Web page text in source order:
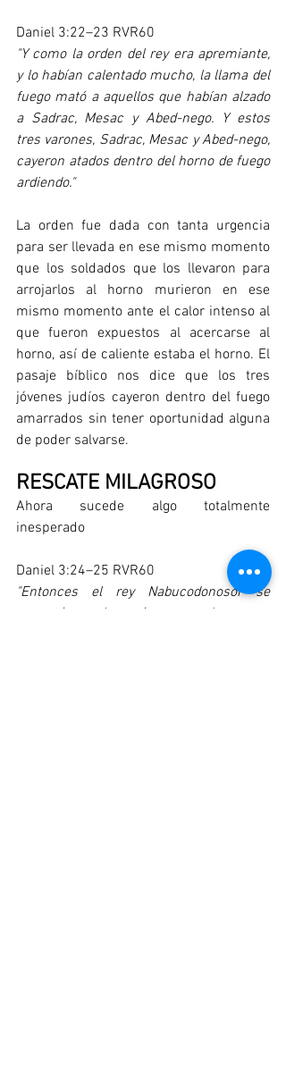
Daniel 3:22–23 RVR60
"Y como la orden del rey era apremiante,
y lo habían calentado mucho, la llama del
fuego mató a aquellos que habían alzado
a Sadrac, Mesac y Abed-nego. Y estos
tres varones, Sadrac, Mesac y Abed-nego,
cayeron atados dentro del horno de fuego
ardiendo."
La orden fue dada con tanta urgencia
para ser llevada en ese mismo momento
que los soldados que los llevaron para
arrojarlos al horno murieron en ese
mismo momento ante el calor intenso al
que fueron expuestos al acercarse al
horno, así de caliente estaba el horno. El
pasaje bíblico nos dice que los tres
jóvenes judíos cayeron dentro del fuego
amarrados sin tener oportunidad alguna
de poder salvarse.
RESCATE MILAGROSO
Ahora sucede algo totalmente
inesperado
Daniel 3:24–25 RVR60
"Entonces el rey Nabucodonosor se
espantó, y se levantó apresuradamente y